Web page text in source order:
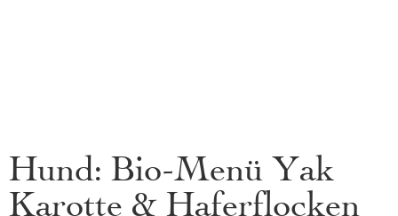
Hund: Bio-Menü Yak
Karotte & Haferflocken